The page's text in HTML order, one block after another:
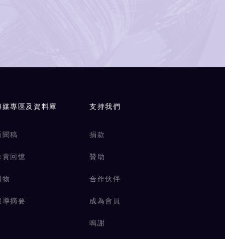
媒專區及資料庫
聞稿
貴回憶
物
導摘要
支持我們
捐款
贊助
合作伙伴
成為會員
鳴謝